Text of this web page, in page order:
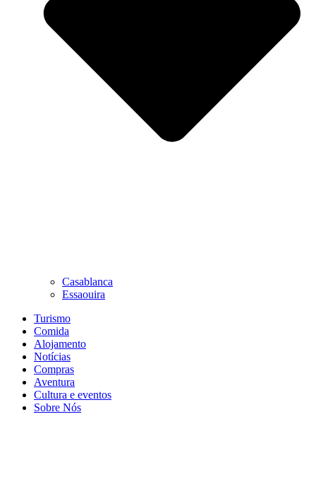
Casablanca
Essaouira
Turismo
Comida
Alojamento
Notícias
Compras
Aventura
Cultura e eventos
Sobre Nós